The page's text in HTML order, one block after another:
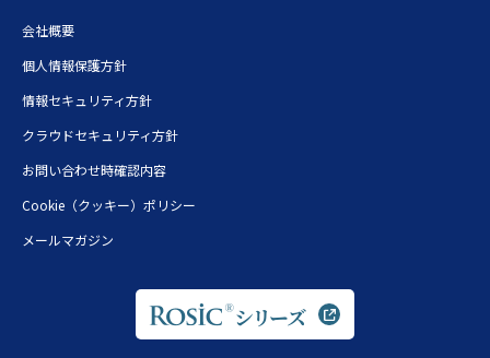
会社概要
個人情報保護方針
情報セキュリティ方針
クラウドセキュリティ方針
お問い合わせ時確認内容
Cookie（クッキー）ポリシー
メールマガジン
シリーズ